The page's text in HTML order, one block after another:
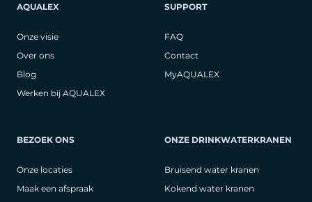
AQUALEX
Onze visie
Over ons
Blog
Werken bij AQUALEX
SUPPORT
FAQ
Contact
MyAQUALEX
BEZOEK ONS
Onze locaties
Maak een afspraak
ONZE DRINKWATERKRANEN
Bruisend water kranen
Kokend water kranen